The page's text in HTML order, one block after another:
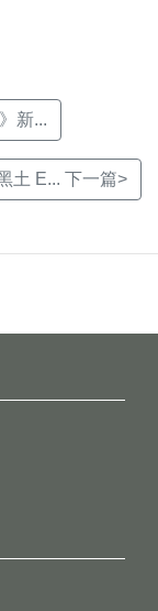
新...
土 E... 下一篇>